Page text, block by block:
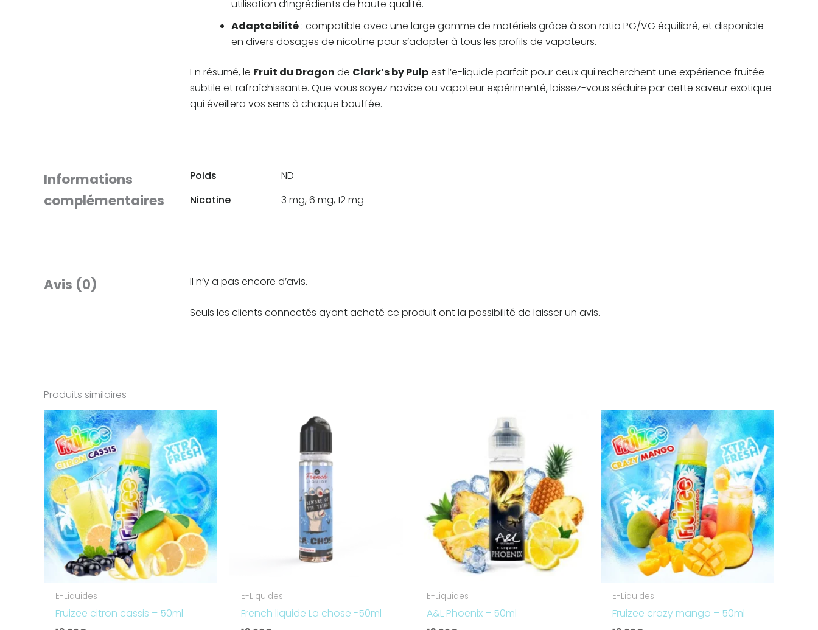
utilisation d’ingrédients de haute qualité.
Adaptabilité : compatible avec une large gamme de matériels grâce à son ratio PG/VG équilibré, et disponible
en divers dosages de nicotine pour s’adapter à tous les profils de vapoteurs.
En résumé, le Fruit du Dragon de Clark’s by Pulpest l’e-liquide parfait pour ceux qui recherchent une expérience fruitée
subtile et rafraîchissante. Que vous soyez novice ou vapoteur expérimenté, laissez-vous séduire par cette saveur exotique
qui éveillera vos sens à chaque bouffée.
Informations
complémentaires
Poids
ND
Nicotine
3 mg, 6 mg, 12 mg
Avis (0) Il n’y a pas encore d’avis.
Seuls les clients connectés ayant acheté ce produit ont la possibilité de laisser un avis.
Produits similaires
E-Liquides
Fruizee citron cassis – 50ml
E-Liquides
French liquide La chose -50ml
E-Liquides
A&L Phoenix – 50ml
E-Liquides
Fruizee crazy mango – 50ml